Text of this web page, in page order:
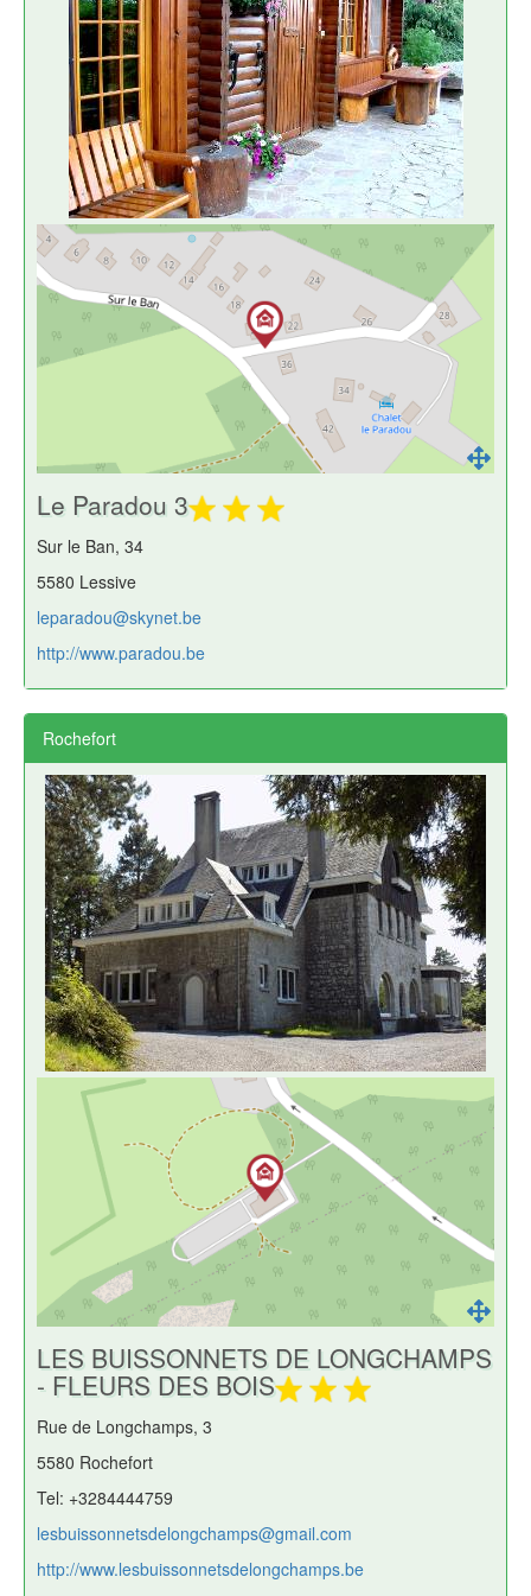
Le Paradou 3
Sur le Ban, 34
5580 Lessive
leparadou@skynet.be
http://www.paradou.be
Rochefort
LES BUISSONNETS DE LONGCHAMPS
- FLEURS DES BOIS
Rue de Longchamps, 3
5580 Rochefort
Tel: +3284444759
lesbuissonnetsdelongchamps@gmail.com
http://www.lesbuissonnetsdelongchamps.be